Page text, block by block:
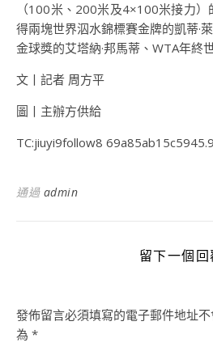
（100米、200米及4×100米接力）
得兩塊世界泅水錦標賽金牌的凱蒂·
金球獎的艾塔納·邦馬蒂、WTA年終
文丨記者 周方平
圖丨主辦方供給
TC:jiuyi9follow8
通過 admin
留下一個回
發佈留言必須填寫的電子郵件地址不
為 *